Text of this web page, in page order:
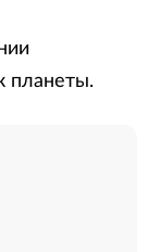
планеты.